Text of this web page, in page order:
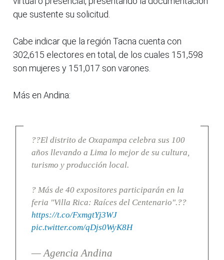
que sustente su solicitud.
Cabe indicar que la región Tacna cuenta con
302,615 electores en total, de los cuales 151,598
son mujeres y 151,017 son varones.
Más en Andina:
??El distrito de Oxapampa celebra sus 100
años llevando a Lima lo mejor de su cultura,
turismo y producción local.
? Más de 40 expositores participarán en la
feria "Villa Rica: Raíces del Centenario".??
https://t.co/FxmgtYj3WJ
pic.twitter.com/qDjs0WyK8H
— Agencia Andina